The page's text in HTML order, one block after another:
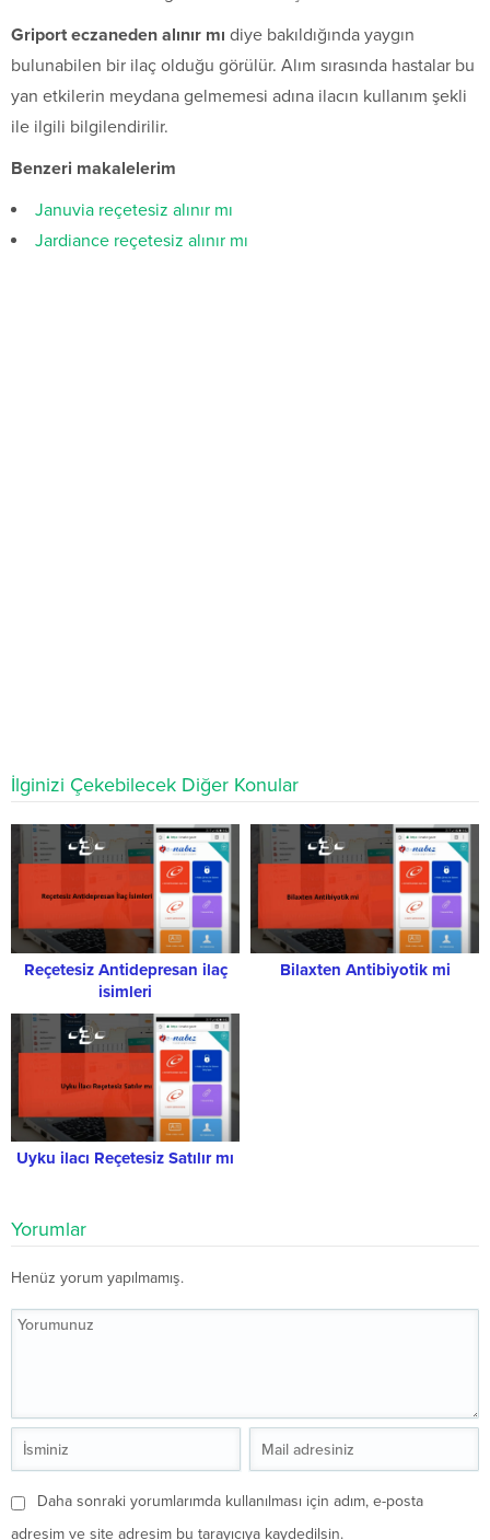
Griport eczaneden alınır mı diye bakıldığında yaygın
bulunabilen bir ilaç olduğu görülür. Alım sırasında hastalar bu
yan etkilerin meydana gelmemesi adına ilacın kullanım şekli
ile ilgili bilgilendirilir.
Benzeri makalelerim
Januvia reçetesiz alınır mı
Jardiance reçetesiz alınır mı
İlginizi Çekebilecek Diğer Konular
Reçetesiz Antidepresan ilaç
isimleri
Bilaxten Antibiyotik mi
Uyku ilacı Reçetesiz Satılır mı
Yorumlar
Henüz yorum yapılmamış.
Daha sonraki yorumlarımda kullanılması için adım, e-posta
adresim ve site adresim bu tarayıcıya kaydedilsin.